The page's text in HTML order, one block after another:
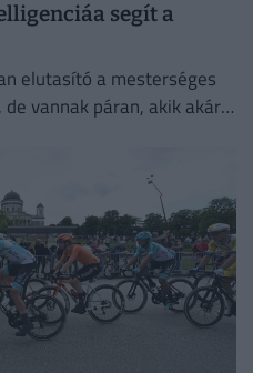
segít a
elutasító a mesterséges
vannak páran, akik akár a